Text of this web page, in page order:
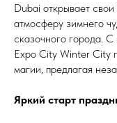
Dubai открывает
атмосферу зимнего
сказочного города.
Expo City Winter City
магии, предлагая
Яркий старт